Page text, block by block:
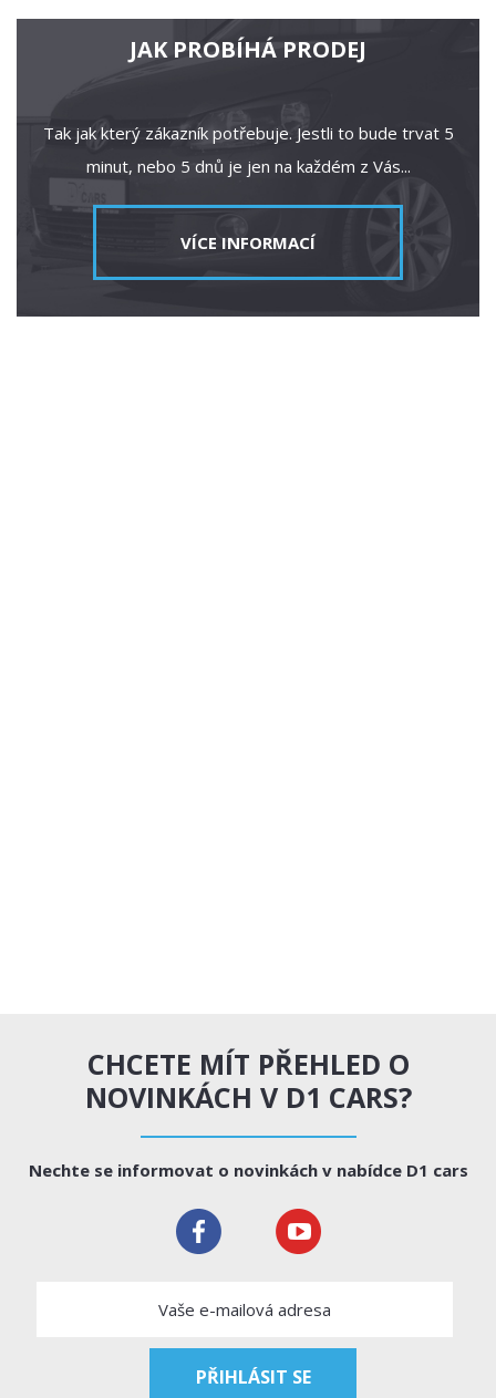
JAK PROBÍHÁ PRODEJ
Tak jak který zákazník potřebuje. Jestli to bude trvat 5
minut, nebo 5 dnů je jen na každém z Vás...
VÍCE INFORMACÍ
CHCETE MÍT PŘEHLED O
NOVINKÁCH V D1 CARS?
Nechte se informovat o novinkách v nabídce D1 cars